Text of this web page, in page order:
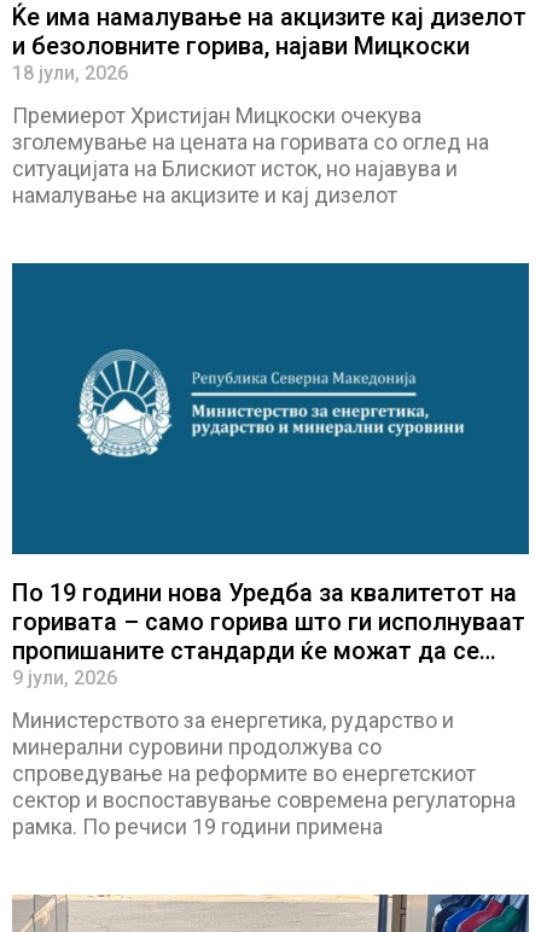
Ќе има намалување на акцизите кај дизелот
и безоловните горива, најави Мицкоски
18 јули, 2026
Премиерот Христијан Мицкоски очекува
зголемување на цената на горивата со оглед на
ситуацијата на Блискиот исток, но најавува и
намалување на акцизите и кај дизелот
По 19 години нова Уредба за квалитетот на
горивата – само горива што ги исполнуваат
пропишаните стандарди ќе можат да се
пласираат на пазарот
9 јули, 2026
Министерството за енергетика, рударство и
минерални суровини продолжува со
спроведување на реформите во енергетскиот
сектор и воспоставување современа регулаторна
рамка. По речиси 19 години примена